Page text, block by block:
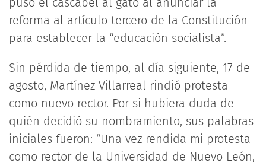
reforma al artículo tercero de la Constitución
para establecer la “educación socialista”.
Sin pérdida de tiempo, al día siguiente, 17 de
agosto, Martínez Villarreal rindió protesta
como nuevo rector. Por si hubiera duda de
quién decidió su nombramiento, sus palabras
iniciales fueron: “Una vez rendida mi protesta
como rector de la Universidad de Nuevo León,